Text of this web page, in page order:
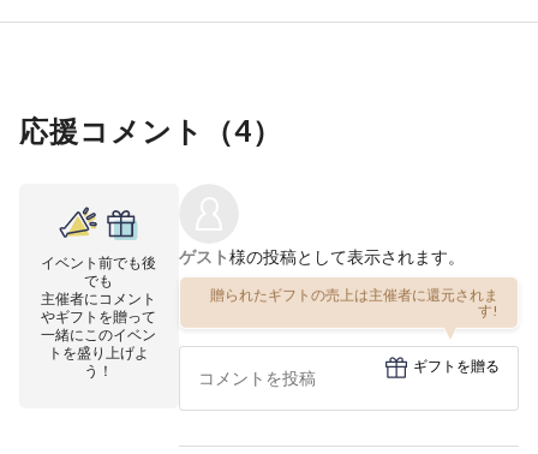
応援コメント（4）
イベント前でも後
でも
主催者にコメント
やギフトを贈って
一緒にこのイベン
トを盛り上げよ
う！
ゲスト様の投稿として表示されます。
贈られたギフトの売上は主催者に還元されま
す!
ギフトを贈る